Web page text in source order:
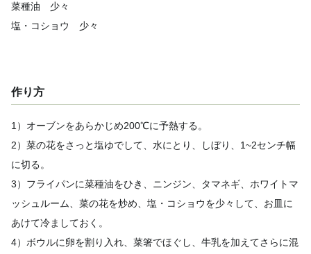
菜種油 少々
塩・コショウ 少々
作り方
1）オーブンをあらかじめ200℃に予熱する。
2）菜の花をさっと塩ゆでして、水にとり、しぼり、1~2センチ幅
に切る。
3）フライパンに菜種油をひき、ニンジン、タマネギ、ホワイトマ
ッシュルーム、菜の花を炒め、塩・コショウを少々して、お皿に
あけて冷ましておく。
4）ボウルに卵を割り入れ、菜箸でほぐし、牛乳を加えてさらに混